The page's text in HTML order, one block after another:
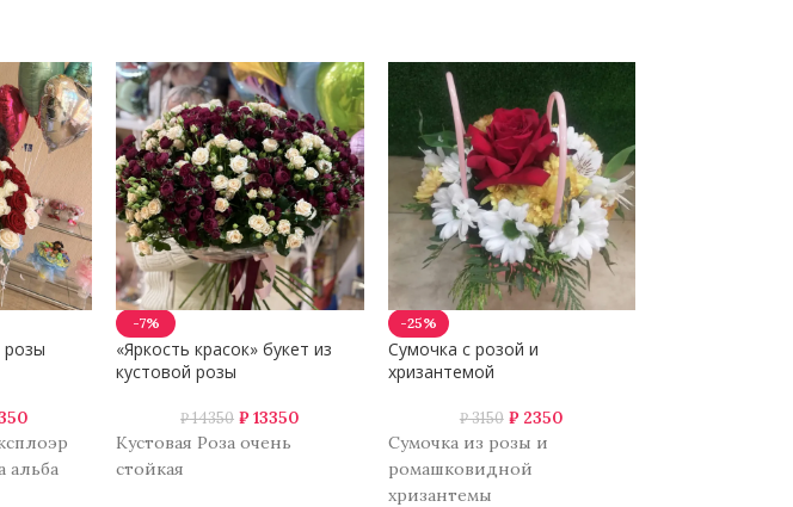
розы
альба
-7%
«Яркость красок» букет из
кустовой розы
₽14350 ₽ 13350
Кустовая Роза очень
стойкая
-25%
Сумочка с розой и
хризантемой
₽3150 ₽2350
Сумочка из розы и
ромашковидной
хризантемы